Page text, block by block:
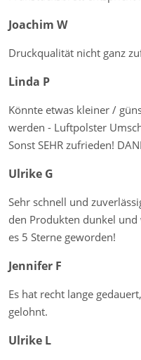
Joachim W
Druckqualität nicht ganz
Linda P
Könnte etwas kleiner /
werden - Luftpolster
Sonst SEHR zufrieden!
Ulrike G
Sehr schnell und
den Produkten dunkel
es 5 Sterne geworden!
Jennifer F
Es hat recht lange
gelohnt.
Ulrike L